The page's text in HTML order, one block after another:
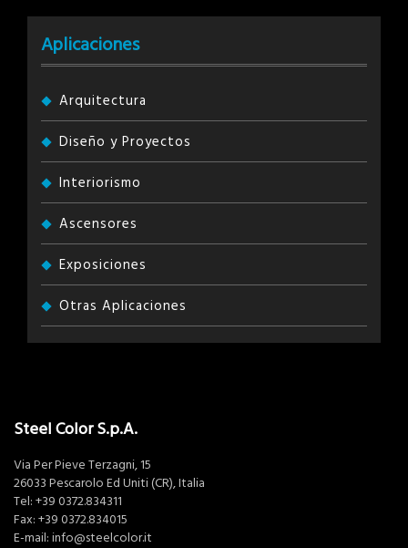
Aplicaciones
Arquitectura
Diseño y Proyectos
Interiorismo
Ascensores
Exposiciones
Otras Aplicaciones
Steel Color S.p.A.
Via Per Pieve Terzagni, 15
26033 Pescarolo Ed Uniti (CR), Italia
Tel: +39 0372.834311
Fax: +39 0372.834015
E-mail: info@steelcolor.it